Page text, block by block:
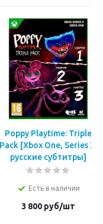
Poppy Playtime: Triple
Pack [Xbox One, Series X,
русские субтитры]
Есть в наличии
3 800 руб/шт